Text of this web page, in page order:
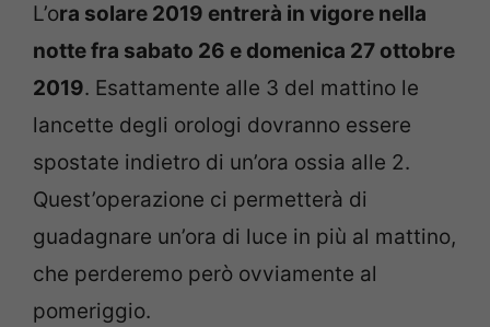
L’ora solare 2019 entrerà in vigore nella
notte fra sabato 26 e domenica 27 ottobre
2019. Esattamente alle 3 del mattino le
lancette degli orologi dovranno essere
spostate indietro di un’ora ossia alle 2.
Quest’operazione ci permetterà di
guadagnare un’ora di luce in più al mattino,
che perderemo però ovviamente al
pomeriggio.